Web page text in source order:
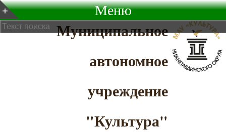
Муниципальное
автономное
учреждение
"Культура"
Меню